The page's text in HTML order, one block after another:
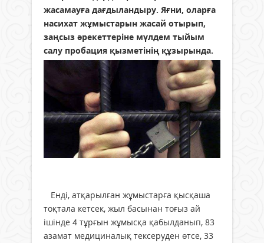
жасамауға дағдыландыру. Яғни, оларға
насихат жұмыстарын жасай отырып,
заңсыз әрекеттеріне мүлдем тыйым
салу пробация қызметінің құзырында.
Енді, атқарылған жұмыстарға қысқаша
тоқтала кетсек, жыл басынан тоғыз ай
ішінде 4 тұрғын жұмысқа қабылданып, 83
азамат медициналық тексеруден өтсе, 33